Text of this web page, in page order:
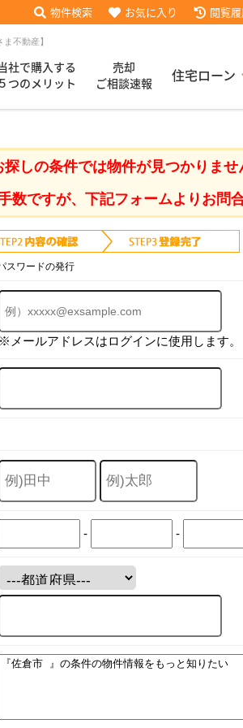
不動産】
物件検索 お気に入り 閲覧
社で購入する
５つのメリット
売却
ご相談速報
住宅ローン
客様の声 当社の歩み 履歴
頼 協力業者様募集 ローコ
探しの条件では物件が見つかりませ
数ですが、下記フォームよりお問
スワードの発行
※メールアドレスはログインに使用します。
- -